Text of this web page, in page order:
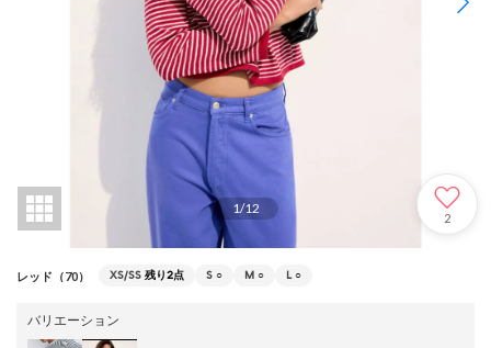
1/12
2
レッド（70） XS/SS 残り2点 S ○ M ○ L ○
バリエーション